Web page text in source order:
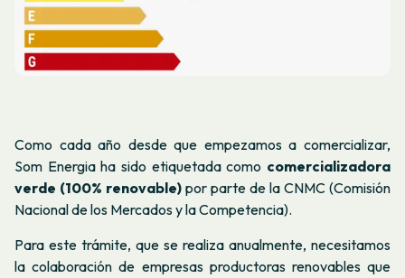
Como cada año desde que empezamos a comercializar,
Som Energia ha sido etiquetada como comercializadora
verde (100% renovable) por parte de la CNMC (Comisión
Nacional de los Mercados y la Competencia).
Para este trámite, que se realiza anualmente, necesitamos
la colaboración de empresas productoras renovables que